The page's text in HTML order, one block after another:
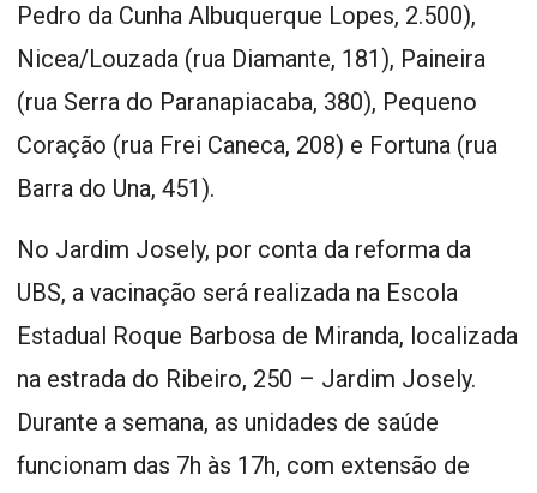
Pedro da Cunha Albuquerque Lopes, 2.500),
Nicea/Louzada (rua Diamante, 181), Paineira
(rua Serra do Paranapiacaba, 380), Pequeno
Coração (rua Frei Caneca, 208) e Fortuna (rua
Barra do Una, 451).
No Jardim Josely, por conta da reforma da
UBS, a vacinação será realizada na Escola
Estadual Roque Barbosa de Miranda, localizada
na estrada do Ribeiro, 250 – Jardim Josely.
Durante a semana, as unidades de saúde
funcionam das 7h às 17h, com extensão de